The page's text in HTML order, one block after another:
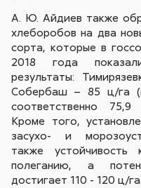
А. Ю. Айдиев также
хлеборобов на два
сорта, которые в
2018 года
результаты:
Собербаш – 85 ц/га
соответственно
Кроме того,
засухо- и
также
полеганию, а
достигает 110 - 120 ц/га.